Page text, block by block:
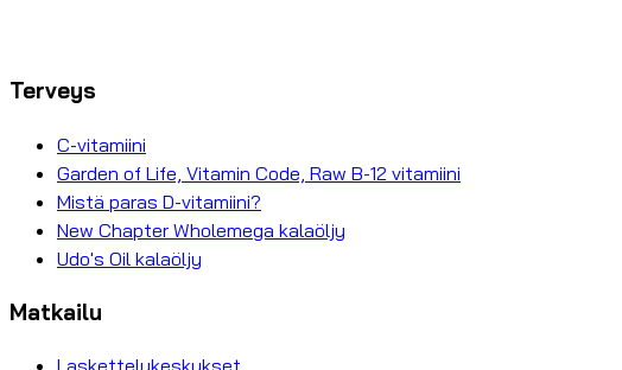
Terveys
C-vitamiini
Garden of Life, Vitamin Code, Raw B-12 vitamiini
Mistä paras D-vitamiini?
New Chapter Wholemega kalaöljy
Udo's Oil kalaöljy
Matkailu